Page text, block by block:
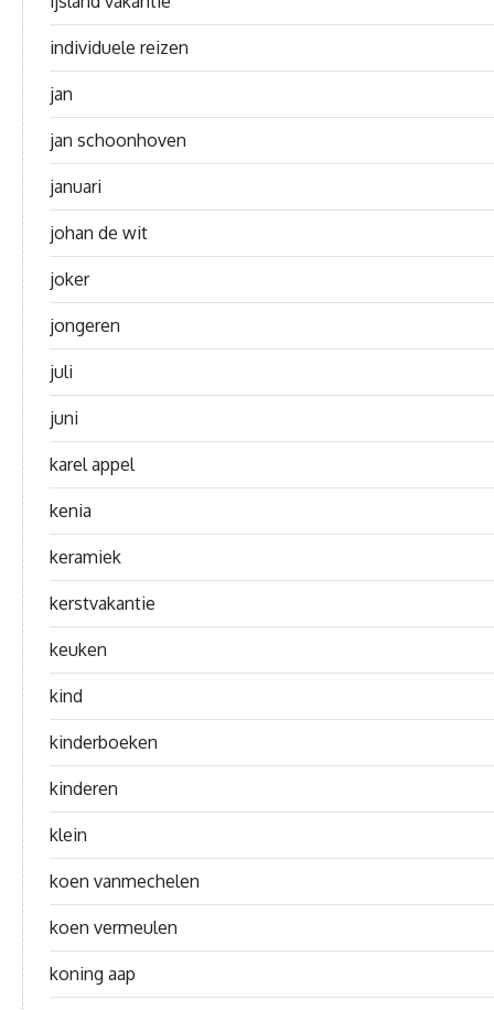
individuele reizen
jan
jan schoonhoven
januari
johan de wit
joker
jongeren
juli
juni
karel appel
kenia
keramiek
kerstvakantie
keuken
kind
kinderboeken
kinderen
klein
koen vanmechelen
koen vermeulen
koning aap